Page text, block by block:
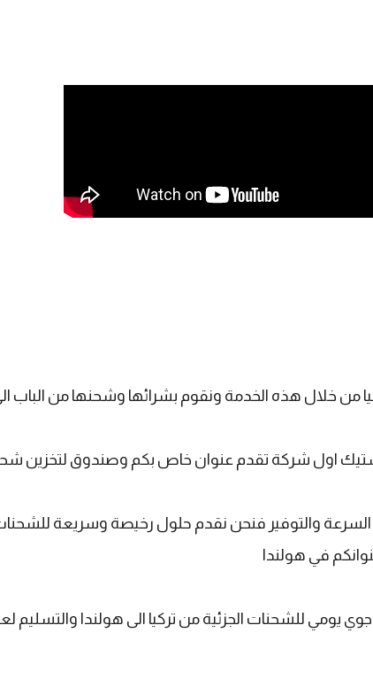
من خلال هذه الخدمة ونقوم بشرائها وشحنها من الباب
اول شركة تقدم عنوان خاص بكم وصندوق لتخزين
والتوفير فنحن نقدم حلول رخيصة وسريعة
في هولندا
يومي للشحنات الجزئية من تركيا الى هولندا والتسليم